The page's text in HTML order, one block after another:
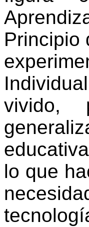
Principio
vivido,
lo que